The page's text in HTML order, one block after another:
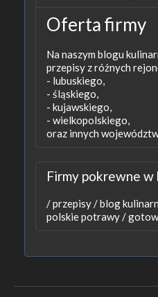
Oferta firmy
Na naszym blogu
przepisy z różnych
- lubuskiego,
- śląskiego,
- kujawskiego,
- wielkopolskiego,
oraz innych
Firmy pokrewne w
/przepisy /blog
polskie potrawy /